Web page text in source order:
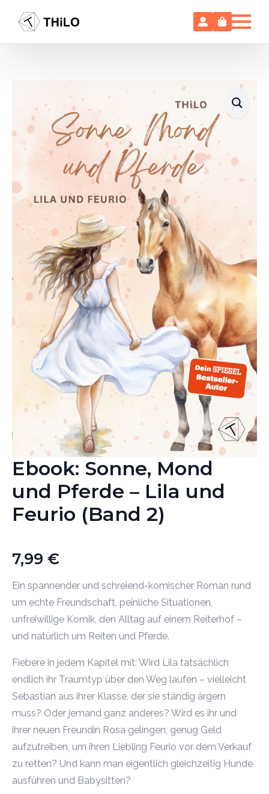
Ebook: Sonne, Mond
und Pferde – Lila und
Feurio (Band 2)
7,99 €
Ein spannender und schreiend-komischer Roman rund
um echte Freundschaft, peinliche Situationen,
unfreiwillige Komik, den Alltag auf einem Reiterhof –
und natürlich um Reiten und Pferde.
Fiebere in jedem Kapitel mit: Wird Lila tatsächlich
endlich ihr Traumtyp über den Weg laufen – vielleicht
Sebastian aus ihrer Klasse, der sie ständig ärgern
muss? Oder jemand ganz anderes? Wird es ihr und
ihrer neuen Freundin Rosa gelingen, genug Geld
aufzutreiben, um ihren Liebling Feurio vor dem Verkauf
zu retten? Und kann man eigentlich gleichzeitig Hunde
ausführen und Babysitten?